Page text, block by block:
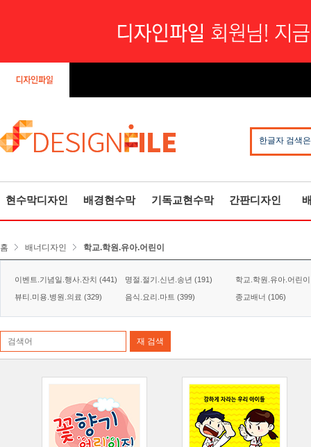
한글자 검색
현수막디자인 배경현수막 기독교현수막 간판디자인
홈 배너디자인 학교.학원.유아.어린이
이벤트.기념일.행사.잔치 (441) 명절.절기.신년.송년 (191) 학교.학원.유아.어린
뷰티.미용.병원.의료 (329) 음식.요리.마트 (399) 종교배너 (106)